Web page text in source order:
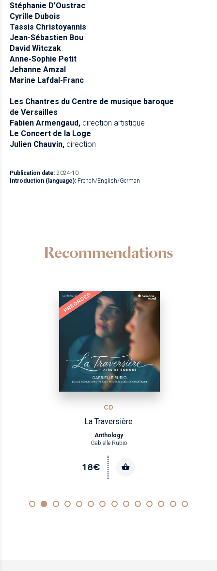
Stéphanie D’Oustrac
Cyrille Dubois
Tassis Christoyannis
Jean-Sébastien Bou
David Witczak
Anne-Sophie Petit
Jehanne Amzal
Marine Lafdal-Franc
Les Chantres du Centre de musique baroque
de Versailles
Fabien Armengaud, direction artistique
Le Concert de la Loge
Julien Chauvin, direction
Publication date: 2024-10
Introduction (language): French/English/German
Recommendations
NEW
PREORDER
CD
La Traversière
Anthology
Gabielle Rubio
18€